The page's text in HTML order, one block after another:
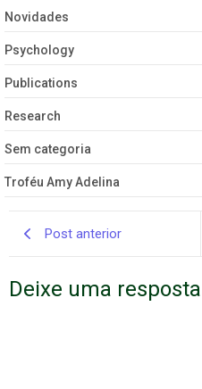
Novidades
Psychology
Publications
Research
Sem categoria
Troféu Amy Adelina
Post anterior
Deixe uma resposta